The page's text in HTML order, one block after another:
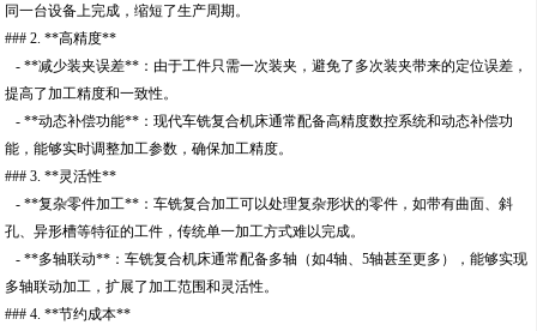
同一台设备上完成，缩短了生产周期。
### 2. **高精度**
- **减少装夹误差**：由于工件只需一次装夹，避免了多次装夹带来的定位误差，
提高了加工精度和一致性。
- **动态补偿功能**：现代车铣复合机床通常配备高精度数控系统和动态补偿功
能，能够实时调整加工参数，确保加工精度。
### 3. **灵活性**
- **复杂零件加工**：车铣复合加工可以处理复杂形状的零件，如带有曲面、斜
孔、异形槽等特征的工件，传统单一加工方式难以完成。
- **多轴联动**：车铣复合机床通常配备多轴（如4轴、5轴甚至更多），能够实现
多轴联动加工，扩展了加工范围和灵活性。
### 4. **节约成本**